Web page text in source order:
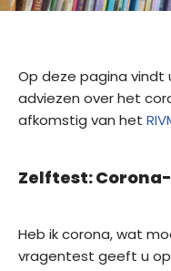
Op deze pagina
adviezen over het
afkomstig van het
Zelftest:
Heb ik corona, wat
vragentest geeft u